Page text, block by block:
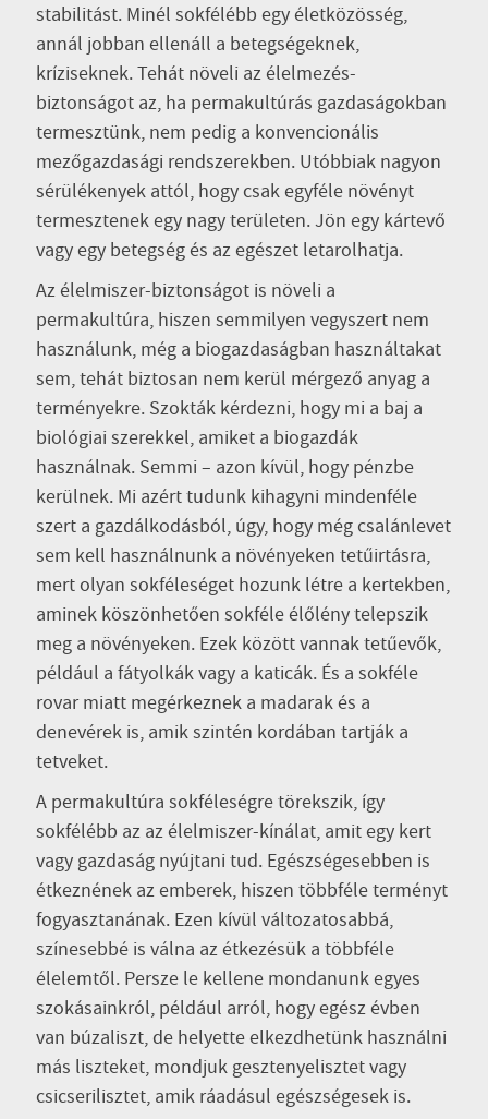
stabilitást. Minél sokfélébb egy életközösség,
annál jobban ellenáll a betegségeknek,
kríziseknek. Tehát növeli az élelmezés-
biztonságot az, ha permakultúrás gazdaságokban
termesztünk, nem pedig a konvencionális
mezőgazdasági rendszerekben. Utóbbiak nagyon
sérülékenyek attól, hogy csak egyféle növényt
termesztenek egy nagy területen. Jön egy kártevő
vagy egy betegség és az egészet letarolhatja.
Az élelmiszer-biztonságot is növeli a
permakultúra, hiszen semmilyen vegyszert nem
használunk, még a biogazdaságban használtakat
sem, tehát biztosan nem kerül mérgező anyag a
terményekre. Szokták kérdezni, hogy mi a baj a
biológiai szerekkel, amiket a biogazdák
használnak. Semmi – azon kívül, hogy pénzbe
kerülnek. Mi azért tudunk kihagyni mindenféle
szert a gazdálkodásból, úgy, hogy még csalánlevet
sem kell használnunk a növényeken tetűirtásra,
mert olyan sokféleséget hozunk létre a kertekben,
aminek köszönhetően sokféle élőlény telepszik
meg a növényeken. Ezek között vannak tetűevők,
például a fátyolkák vagy a katicák. És a sokféle
rovar miatt megérkeznek a madarak és a
denevérek is, amik szintén kordában tartják a
tetveket.
A permakultúra sokféleségre törekszik, így
sokfélébb az az élelmiszer-kínálat, amit egy kert
vagy gazdaság nyújtani tud. Egészségesebben is
étkeznének az emberek, hiszen többféle terményt
fogyasztanának. Ezen kívül változatosabbá,
színesebbé is válna az étkezésük a többféle
élelemtől. Persze le kellene mondanunk egyes
szokásainkról, például arról, hogy egész évben
van búzaliszt, de helyette elkezdhetünk használni
más liszteket, mondjuk gesztenyelisztet vagy
csicserilisztet, amik ráadásul egészségesek is.